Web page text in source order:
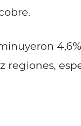
regiones,